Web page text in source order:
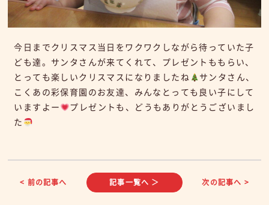
今日までクリスマス当日をワクワクしながら待っていた子
ども達。サンタさんが来てくれて、プレゼントももらい、
とっても楽しいクリスマスになりましたね
サンタさん、
こくあの彩保育園のお友達、みんなとっても良い子にして
いますよー
プレゼントも、どうもありがとうございまし
た
< 前の記事へ 記事一覧へ ＞ 次の記事へ >